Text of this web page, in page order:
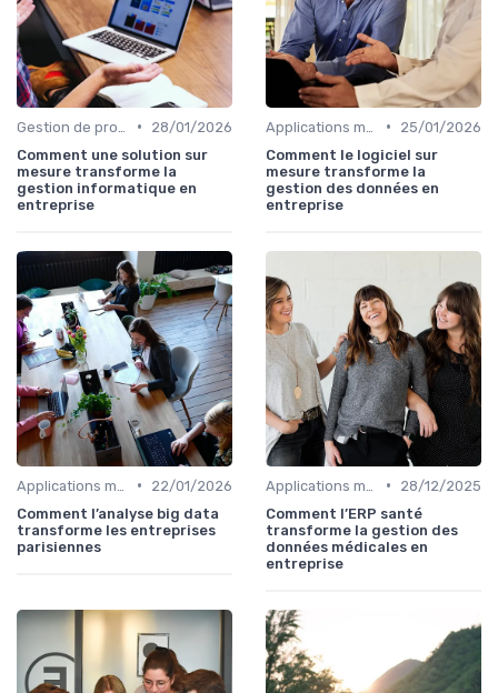
•
28/01/2026
Comment une solution sur
mesure transforme la
gestion informatique en
entreprise
•
25/01/2026
Comment le logiciel sur
mesure transforme la
gestion des données en
entreprise
•
22/01/2026
Comment l’analyse big data
transforme les entreprises
parisiennes
•
28/12/2025
Comment l’ERP santé
transforme la gestion des
données médicales en
entreprise